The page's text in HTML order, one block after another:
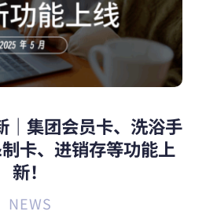
｜集团会员卡、洗浴手
卡、进销存等功能上
新！
NEWS